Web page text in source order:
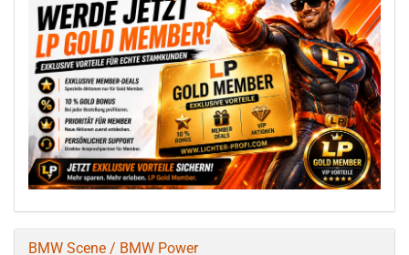
BMW Scene / BMW Power